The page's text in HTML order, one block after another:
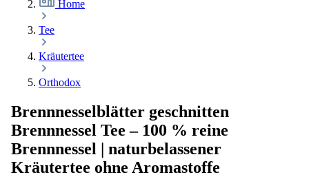
Home
Tee
Kräutertee
Orthodox
Brennnesselblätter geschnitten
Brennnessel Tee – 100 % reine
Brennnessel | naturbelassener
Kräutertee ohne Aromastoffe